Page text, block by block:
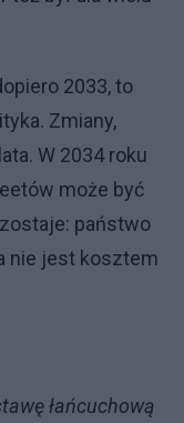
2033, to
Zmiany,
W 2034 roku
może być
państwo
nie jest kosztem
łańcuchową